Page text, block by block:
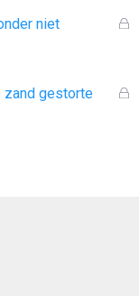
oG
o
niet
G
zand gestorte